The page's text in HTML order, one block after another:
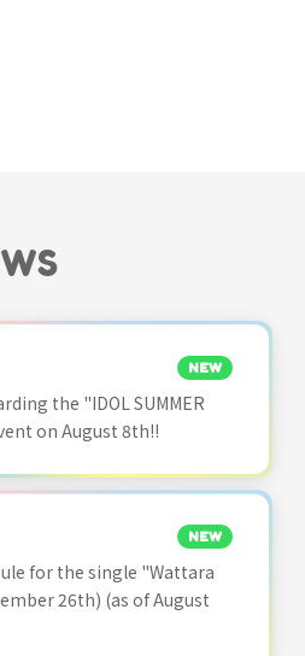
NEW
the "IDOL SUMMER
on August 8th!!
NEW
for the single "Wattara
26th) (as of August